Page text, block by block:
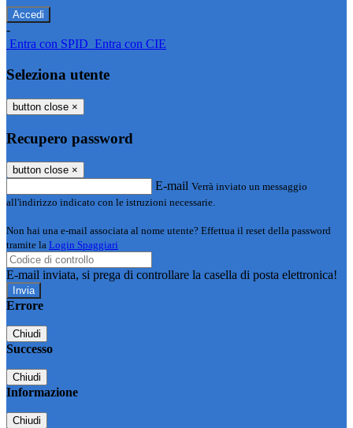
-
Entra con SPID Entra con CIE
Seleziona utente
button close ×
Recupero password
button close ×
E-mail Verrà inviato un messaggio
all'indirizzo indicato con le istruzioni necessarie.
Non hai una e-mail associata al nome utente? Effettua il reset della password
tramite la Login Spaggiari
E-mail inviata, si prega di controllare la casella di posta elettronica!
Errore
Chiudi
Successo
Chiudi
Informazione
Chiudi